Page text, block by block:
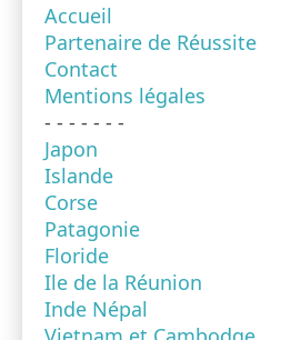
Accueil
Partenaire de Réussite
Contact
Mentions légales
- - - - - - -
Japon
Islande
Corse
Patagonie
Floride
Ile de la Réunion
Inde Népal